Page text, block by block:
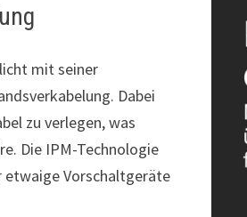
mit seiner
Dabei
zu verlegen, was
Die IPM-Technologie
etwaige Vorschaltgeräte